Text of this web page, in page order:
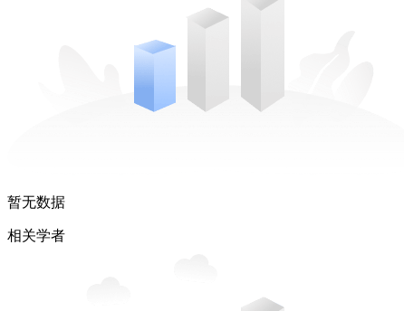
暂无数据
相关学者